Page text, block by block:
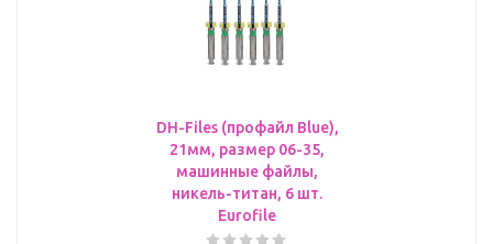
DH-Files (профайл Blue),
21мм, размер 06-35,
машинные файлы,
никель-титан, 6 шт.
Eurofile